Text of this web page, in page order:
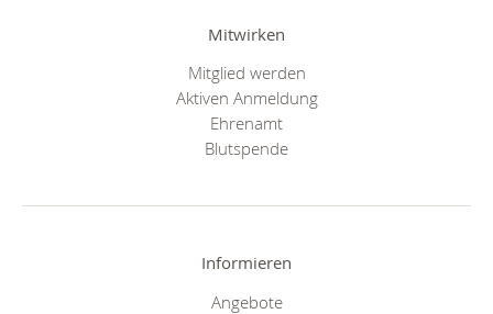
Mitwirken
Mitglied werden
Aktiven Anmeldung
Ehrenamt
Blutspende
Informieren
Angebote